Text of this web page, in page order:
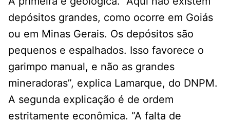
depósitos grandes, como ocorre em Goiás
ou em Minas Gerais. Os depósitos são
pequenos e espalhados. Isso favorece o
garimpo manual, e não as grandes
mineradoras”, explica Lamarque, do DNPM.
A segunda explicação é de ordem
estritamente econômica. “A falta de